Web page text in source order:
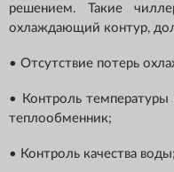
решением. Такие
охлаждающий контур,
• Отсутствие потерь
• Контроль температуры
теплообменник;
• Контроль качества воды;